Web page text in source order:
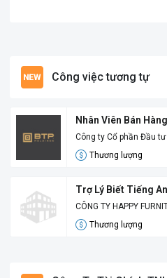
Công việc tương tự
Nhân Viên Bán Hàng
Công ty Cổ phần Đầu
Thương lượng
Trợ Lý Biết Tiếng
CÔNG TY HAPPY
Thương lượng